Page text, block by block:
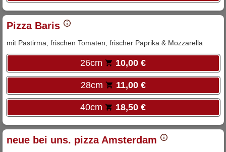
Pizza Baris
mit Pastirma, frischen Tomaten, frischer Paprika & Mozzarella
26cm 10,00 €
28cm 11,00 €
40cm 18,50 €
neue bei uns. pizza Amsterdam